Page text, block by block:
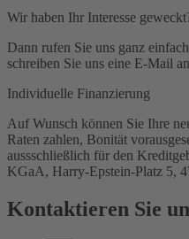
Wir haben Ihr Interesse
Dann rufen Sie uns ganz
schreiben Sie uns eine E-Mail an
Individuelle Finanzierung
Auf Wunsch können Sie Ihre
Raten zahlen, Bonität
aussschließlich für den
KGaA, Harry-Epstein-Platz 5,
Kontaktieren Sie